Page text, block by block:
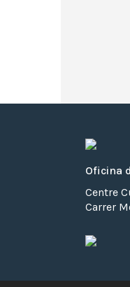
Oficina
Centre
Carrer